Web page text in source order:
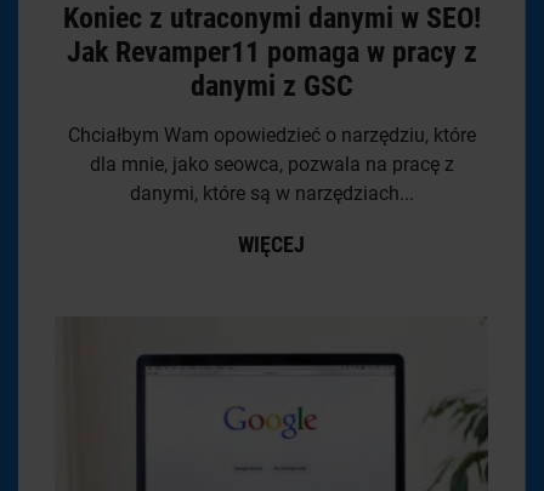
Koniec z utraconymi danymi w SEO!
Jak Revamper11 pomaga w pracy z
danymi z GSC
Chciałbym Wam opowiedzieć o narzędziu, które
dla mnie, jako seowca, pozwala na pracę z
danymi, które są w narzędziach...
WIĘCEJ